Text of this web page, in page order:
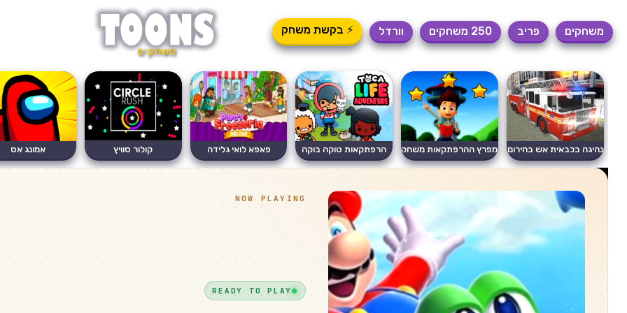
משחקים פריב 250 משחקים וורדל ⚡ בקשת משחק
משחקים
נהיגה בכבאית אש בחירום מפרץ ההרפתקאות משחק הרפתקאות טוקה בוקה פאפא לואי גלידה קולור סוויץ אמונג אס